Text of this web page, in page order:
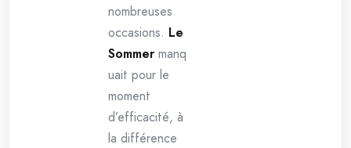
nombreuses
occasions. Le
Sommer manq
uait pour le
moment
d’efficacité, à
la différence